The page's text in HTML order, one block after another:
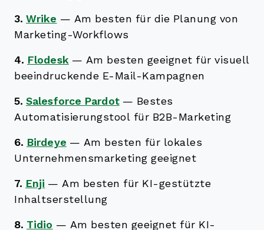
3. Wrike — Am besten für die Planung von
Marketing-Workflows
4. Flodesk — Am besten geeignet für visuell
beeindruckende E-Mail-Kampagnen
5. Salesforce Pardot — Bestes
Automatisierungstool für B2B-Marketing
6. Birdeye — Am besten für lokales
Unternehmensmarketing geeignet
7. Enji —Am besten für KI-gestützte
Inhaltserstellung
8. Tidio — Am besten geeignet für KI-